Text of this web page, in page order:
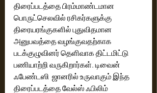
திரைப்படத்தை பிரம்மாண்டமான
பொருட்செலவில் ரசிகர்களுக்கு
திரையரங்குகளில் புதுவிதமான
அனுபவத்தை வழங்குவதற்காக
படக்குழுவினர் தெளிவாக திட்டமிட்டு
பணியாற்றி வருகிறார்கள். டிவைன்
ஃபேண்டஸி  ஜானரில் உருவாகும் இந்த
திரைப்படத்தை வேல்ஸ் ஃபிலிம்